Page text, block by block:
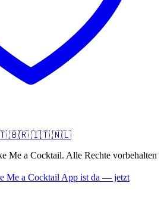
🇧🇷 🇮🇹 🇳🇱
Me a Cocktail. Alle Rechte vorbehalten
Me a Cocktail App ist da — jetzt